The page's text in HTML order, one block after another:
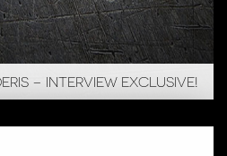
– INTERVIEW EXCLUSIVE!